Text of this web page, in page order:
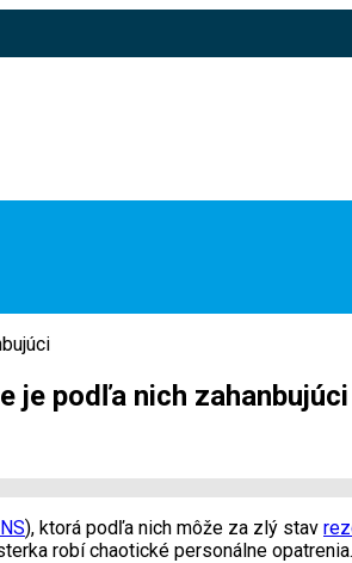
je podľa nich zahanbujúci
), ktorá podľa nich môže za zlý stav
robí chaotické personálne opatrenia.